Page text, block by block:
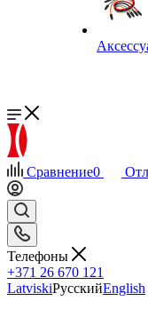
Сравнение0
Телефоны
+371 26 670 121
LatviskiРусскийEnglish